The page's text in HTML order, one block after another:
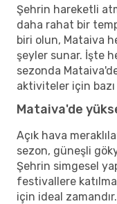
Şehrin hareketli
daha rahat bir
biri olun, Mataiva
şeyler sunar. İşte
sezonda
aktiviteler için bazı
Mataiva'de
Açık hava
sezon, güneşli
Şehrin simgesel
festivallere
için ideal zamandır.